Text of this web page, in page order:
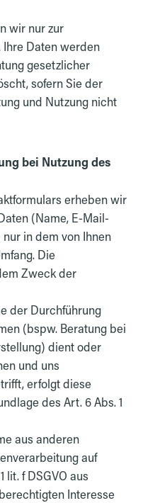
wir nur zur
Ihre Daten werden
gesetzlicher
sofern Sie der
und Nutzung nicht
bei Nutzung des
erheben wir
(Name, E-Mail-
in dem von Ihnen
Die
Zweck der
der Durchführung
(bspw. Beratung bei
dient oder
und uns
erfolgt diese
des Art. 6 Abs. 1
aus anderen
auf
lit. f DSGVO aus
Interesse